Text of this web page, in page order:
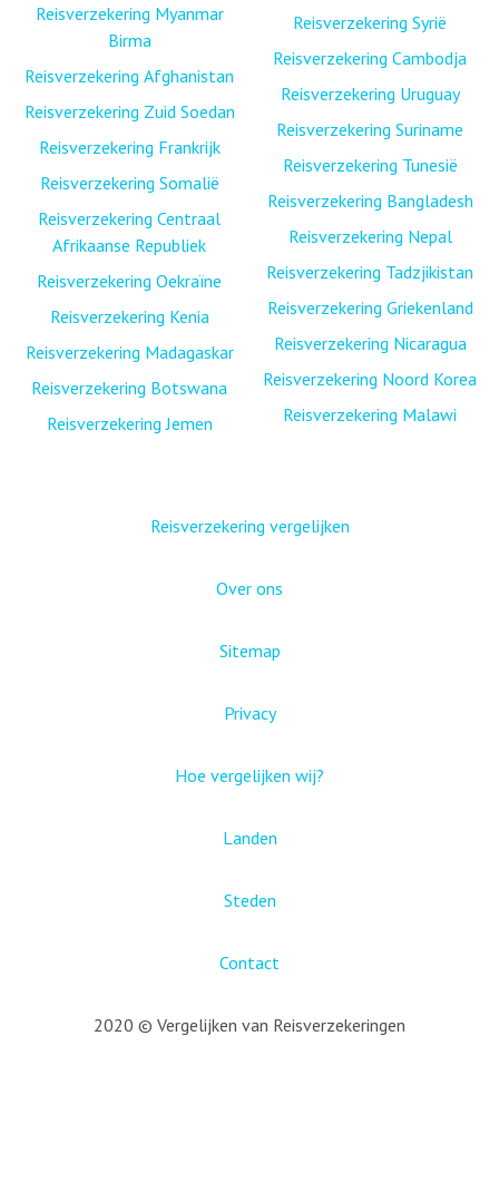
Reisverzekering Myanmar
Birma
Reisverzekering Afghanistan
Reisverzekering Zuid Soedan
Reisverzekering Frankrijk
Reisverzekering Somalië
Reisverzekering Centraal
Afrikaanse Republiek
Reisverzekering Oekraïne
Reisverzekering Kenia
Reisverzekering Madagaskar
Reisverzekering Botswana
Reisverzekering Jemen
Reisverzekering Syrië
Reisverzekering Cambodja
Reisverzekering Uruguay
Reisverzekering Suriname
Reisverzekering Tunesië
Reisverzekering Bangladesh
Reisverzekering Nepal
Reisverzekering Tadzjikistan
Reisverzekering Griekenland
Reisverzekering Nicaragua
Reisverzekering Noord Korea
Reisverzekering Malawi
Reisverzekering vergelijken
Over ons
Sitemap
Privacy
Hoe vergelijken wij?
Landen
Steden
Contact
2020 © Vergelijken van Reisverzekeringen